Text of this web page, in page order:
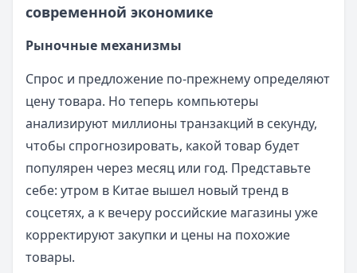
современной экономике
Рыночные механизмы
Спрос и предложение по-прежнему определяют
цену товара. Но теперь компьютеры
анализируют миллионы транзакций в секунду,
чтобы спрогнозировать, какой товар будет
популярен через месяц или год. Представьте
себе: утром в Китае вышел новый тренд в
соцсетях, а к вечеру российские магазины уже
корректируют закупки и цены на похожие
товары.